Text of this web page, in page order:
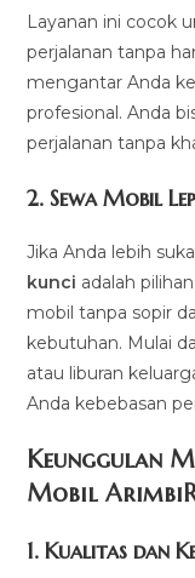
Layanan ini cocok
perjalanan tanpa
mengantar Anda
profesional. Anda
perjalanan tanpa
2.Sewa Mobil
Jika Anda lebih
kunci adalah
mobil tanpa sopir
kebutuhan. Mulai
atau liburan
Anda kebebasan
Keunggulan
Mobil
1.Kualitas dan